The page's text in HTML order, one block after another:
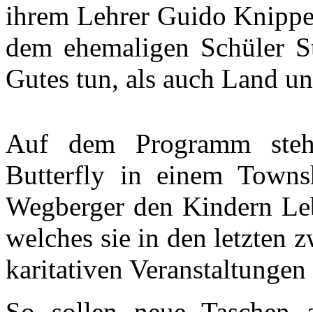
ihrem Lehrer Guido
dem ehemaligen Schüler
Gutes tun, als auch Land
Auf dem Programm
Butterfly in einem
Wegberger den Kindern
welches sie in den letzten
karitativen